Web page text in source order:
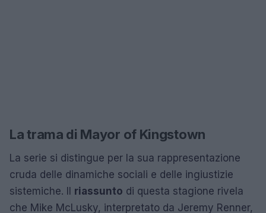
La trama di Mayor of Kingstown
La serie si distingue per la sua rappresentazione
cruda delle dinamiche sociali e delle ingiustizie
sistemiche. Il riassunto di questa stagione rivela
che Mike McLusky, interpretato da Jeremy Renner,